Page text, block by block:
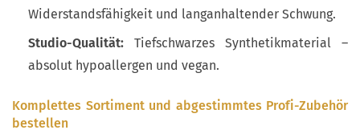
Widerstandsfähigkeit und langanhaltender Schwung.
Studio-Qualität: Tiefschwarzes Synthetikmaterial –
absolut hypoallergen und vegan.
Komplettes Sortiment und abgestimmtes Profi-Zubehör
bestellen